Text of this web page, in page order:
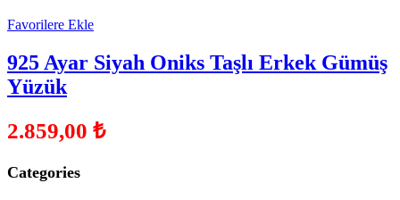
Favorilere Ekle
925 Ayar Siyah Oniks Taşlı Erkek Gümüş
Yüzük
2.859,00 ₺
Categories